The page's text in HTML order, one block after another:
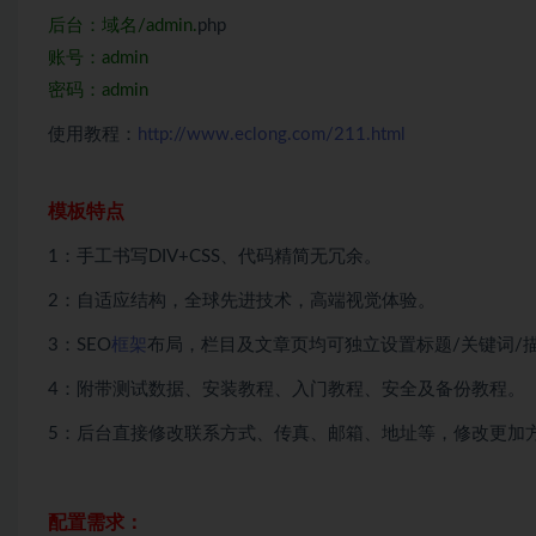
后台：域名/admin. php
账号：admin
密码：admin
使用教程： http://www.eclong.com/211.html
模板特点
1：手工书写DIV+CSS、代码精简无冗余。
2：自适应结构，全球先进技术，高端视觉体验。
3：SEO框架 布局，栏目及文章页均可独立设置标题/关键词/描
4：附带测试数据、安装教程、入门教程、安全及备份教程。
5：后台直接修改联系方式、传真、邮箱、地址等，修改更加
配置需求：